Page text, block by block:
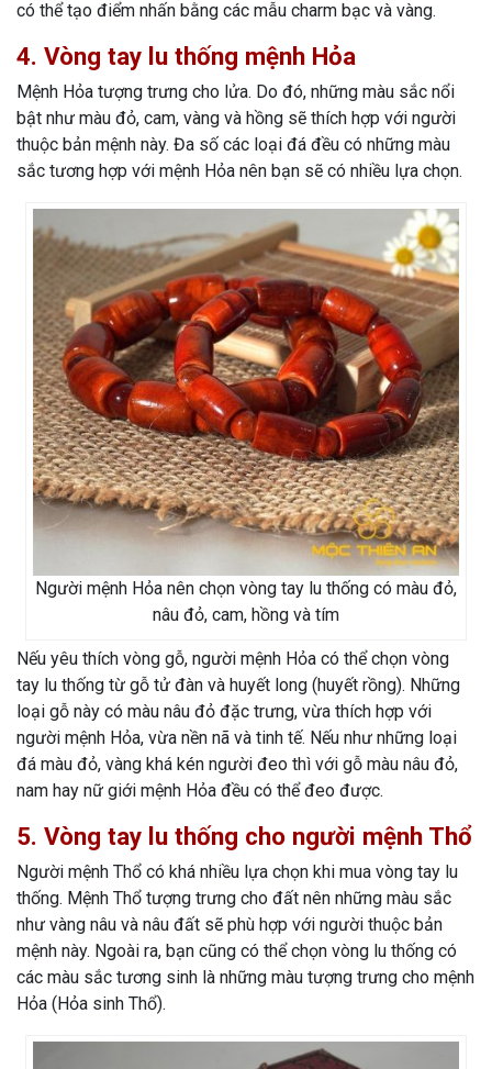
có thể tạo điểm nhấn bằng các mẫu charm bạc và vàng.
4. Vòng tay lu thống mệnh Hỏa
Mệnh Hỏa tượng trưng cho lửa. Do đó, những màu sắc nổi
bật như màu đỏ, cam, vàng và hồng sẽ thích hợp với người
thuộc bản mệnh này. Đa số các loại đá đều có những màu
sắc tương hợp với mệnh Hỏa nên bạn sẽ có nhiều lựa chọn.
Người mệnh Hỏa nên chọn vòng tay lu thống có màu đỏ,
nâu đỏ, cam, hồng và tím
Nếu yêu thích vòng gỗ, người mệnh Hỏa có thể chọn vòng
tay lu thống từ gỗ tử đàn và huyết long (huyết rồng). Những
loại gỗ này có màu nâu đỏ đặc trưng, vừa thích hợp với
người mệnh Hỏa, vừa nền nã và tinh tế. Nếu như những loại
đá màu đỏ, vàng khá kén người đeo thì với gỗ màu nâu đỏ,
nam hay nữ giới mệnh Hỏa đều có thể đeo được.
5. Vòng tay lu thống cho người mệnh Thổ
Người mệnh Thổ có khá nhiều lựa chọn khi mua vòng tay lu
thống. Mệnh Thổ tượng trưng cho đất nên những màu sắc
như vàng nâu và nâu đất sẽ phù hợp với người thuộc bản
mệnh này. Ngoài ra, bạn cũng có thể chọn vòng lu thống có
các màu sắc tương sinh là những màu tượng trưng cho mệnh
Hỏa (Hỏa sinh Thổ).